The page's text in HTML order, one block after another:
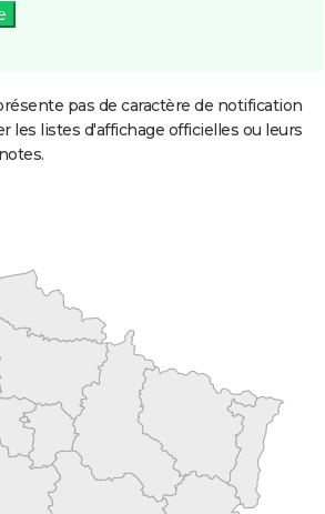
pas de caractère de notification
les listes d'affichage officielles ou leurs